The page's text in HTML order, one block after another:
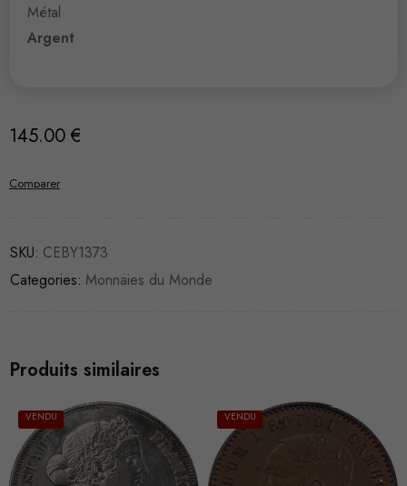
Métal
Argent
145.00 €
Comparer
SKU: CEBY1373
Categories: Monnaies du Monde
Produits similaires
VENDU VENDU